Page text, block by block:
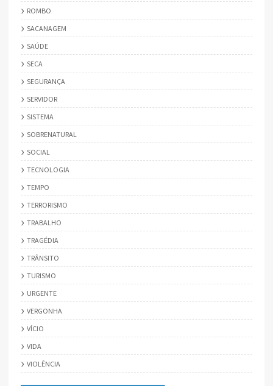
ROMBO
SACANAGEM
SAÚDE
SECA
SEGURANÇA
SERVIDOR
SISTEMA
SOBRENATURAL
SOCIAL
TECNOLOGIA
TEMPO
TERRORISMO
TRABALHO
TRAGÉDIA
TRÂNSITO
TURISMO
URGENTE
VERGONHA
VÍCIO
VIDA
VIOLÊNCIA